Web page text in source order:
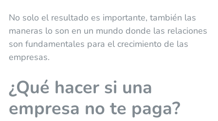
No solo el resultado es importante, también las
maneras lo son en un mundo donde las relaciones
son fundamentales para el crecimiento de las
empresas.
¿Qué hacer si una
empresa no te paga?